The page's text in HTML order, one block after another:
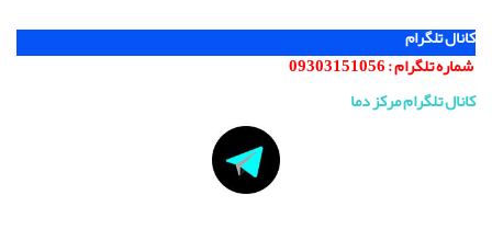
کانال تلگرام
شماره تلگرام :09303151056
کانال تلگرام مرکز دما